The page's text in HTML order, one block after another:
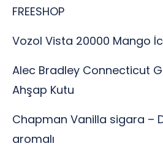
FREESHOP
Vozol Vista 20000 Mango
Alec Bradley Connecticut
Ahşap Kutu
Chapman Vanilla sigara –
aromalı